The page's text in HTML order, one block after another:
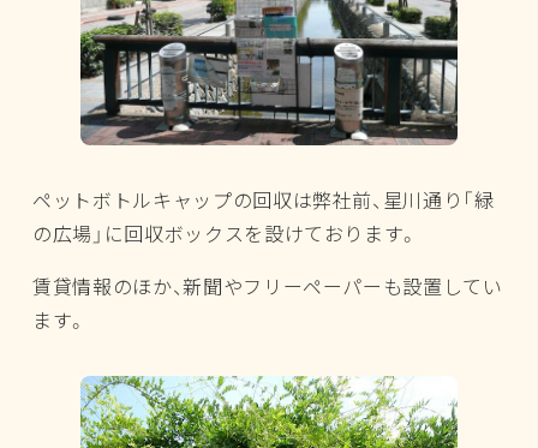
ペットボトルキャップの回収は弊社前、星川通り「緑
の広場」に回収ボックスを設けております。
賃貸情報のほか、新聞やフリーペーパーも設置してい
ます。